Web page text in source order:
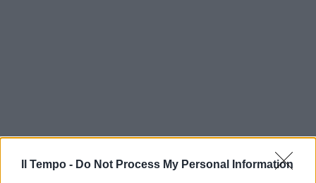
Il Tempo - Do Not Process My Personal Information